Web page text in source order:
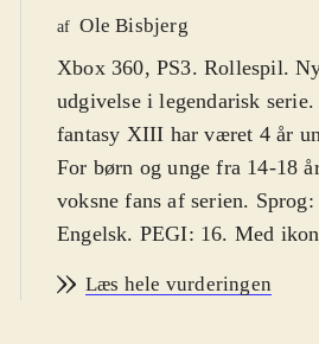
af Ole Bisbjerg
Xbox 360, PS3. Rollespil.
udgivelse i legendarisk
fantasy XIII har været 4 år
For børn og unge fra 14-18
voksne fans af serien. Sprog:
Engelsk. PEGI: 16. Med
"Final fantasy" har siden først
Læs hele vurderingen